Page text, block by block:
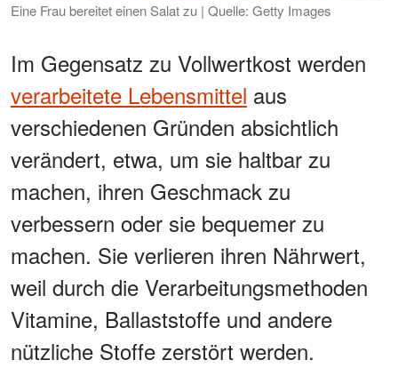
Eine Frau bereitet einen Salat zu | Quelle: Getty Images
Im Gegensatz zu Vollwertkost werden
verarbeitete Lebensmittel aus
verschiedenen Gründen absichtlich
verändert, etwa, um sie haltbar zu
machen, ihren Geschmack zu
verbessern oder sie bequemer zu
machen. Sie verlieren ihren Nährwert,
weil durch die Verarbeitungsmethoden
Vitamine, Ballaststoffe und andere
nützliche Stoffe zerstört werden.